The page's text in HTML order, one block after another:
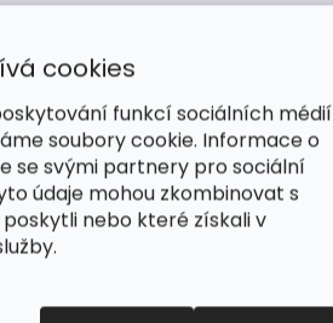
cookies
funkcí sociálních médií
soubory cookie. Informace o
se svými partnery pro sociální
údaje mohou zkombinovat s
nebo které získali v